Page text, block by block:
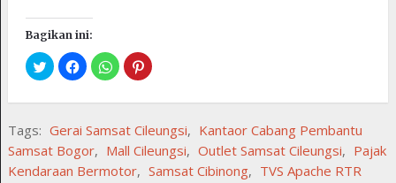
Bagikan ini:
Tags: Gerai Samsat Cileungsi, Kantaor Cabang Pembantu
Samsat Bogor, Mall Cileungsi, Outlet Samsat Cileungsi, Pajak
Kendaraan Bermotor, Samsat Cibinong, TVS Apache RTR